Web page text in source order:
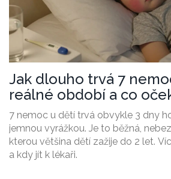
Jak dlouho trvá 7
reálné období a co
7 nemoc u dětí trvá obvykle 3 dny
jemnou vyrážkou. Je to běžná,
kterou většina dětí zažije do 2 let.
a kdy jít k lékaři.